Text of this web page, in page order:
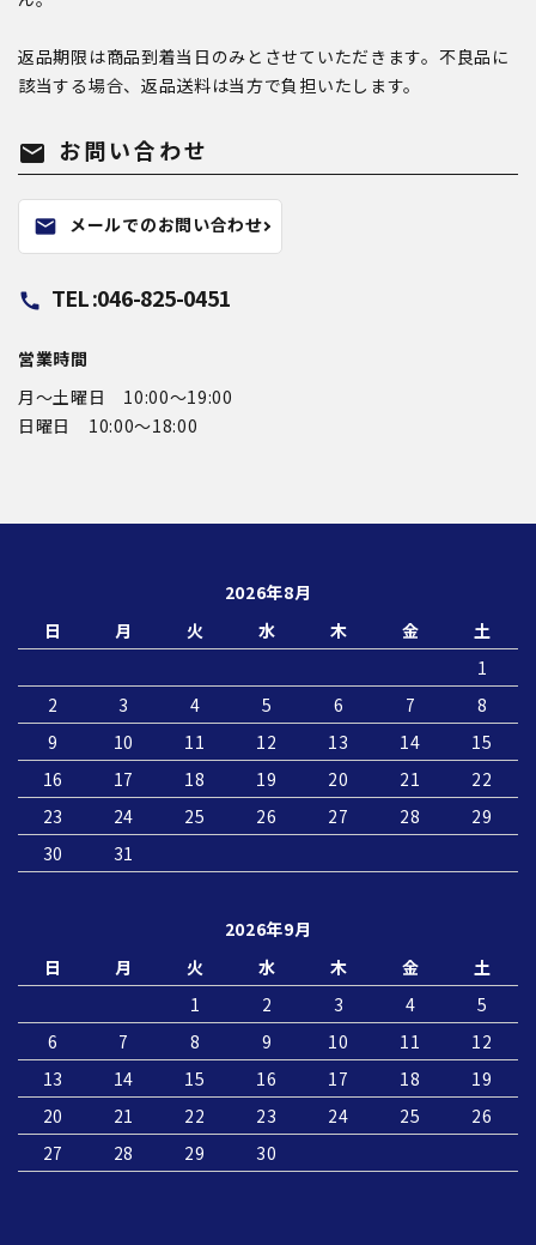
返品期限は商品到着当日のみとさせていただきます。不良品に
該当する場合、返品送料は当方で負担いたします。
mail お問い合わせ
mail メールでのお問い合わせ
call TEL :046-825-0451
営業時間
月〜土曜日 10:00～19:00
日曜日 10:00〜18:00
2026年8月
日
月 火 水 木 金
土
1
2
3 4 5 6 7
8
9
10 11 12 13 14
15
16
17 18 19 20 21
22
23
24 25 26 27 28
29
30
31
2026年9月
日
月 火 水 木 金
土
1
2 3 4
5
6
7 8 9 10 11
12
13
14 15 16 17 18
19
20
21 22 23 24 25
26
27
28 29 30